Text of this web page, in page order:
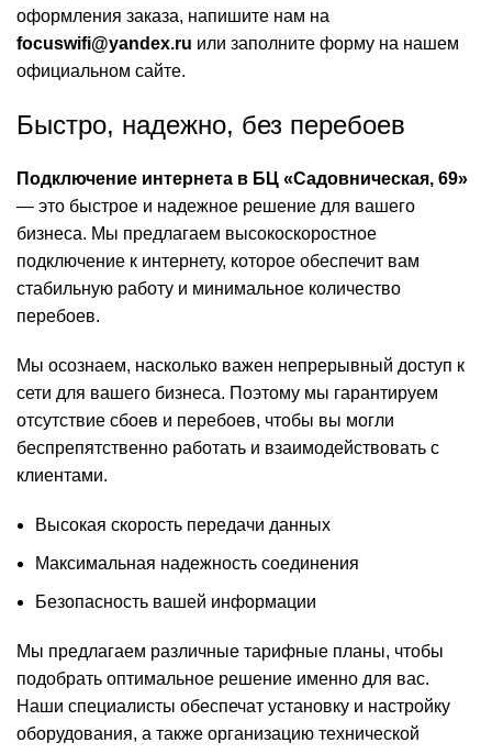
оформления заказа, напишите нам на
focuswifi@yandex.ru или заполните форму на нашем
официальном сайте.
Быстро, надежно, без перебоев
Подключение интернета в БЦ «Садовническая, 69»
— это быстрое и надежное решение для вашего
бизнеса. Мы предлагаем высокоскоростное
подключение к интернету, которое обеспечит вам
стабильную работу и минимальное количество
перебоев.
Мы осознаем, насколько важен непрерывный доступ к
сети для вашего бизнеса. Поэтому мы гарантируем
отсутствие сбоев и перебоев, чтобы вы могли
беспрепятственно работать и взаимодействовать с
клиентами.
Высокая скорость передачи данных
Максимальная надежность соединения
Безопасность вашей информации
Мы предлагаем различные тарифные планы, чтобы
подобрать оптимальное решение именно для вас.
Наши специалисты обеспечат установку и настройку
оборудования, а также организацию технической